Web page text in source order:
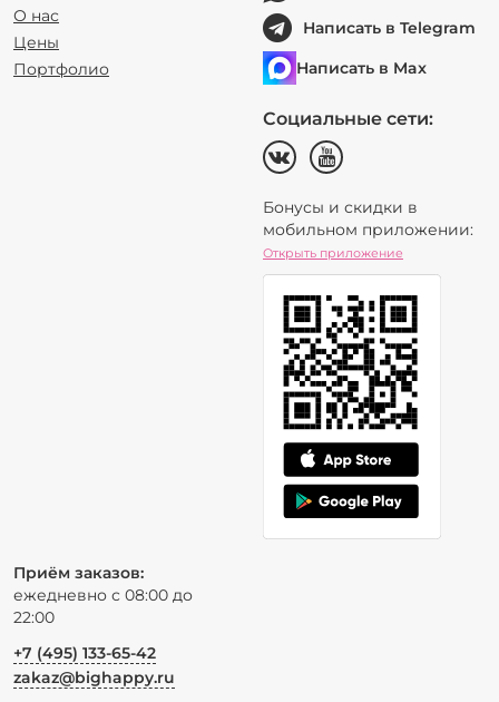
О нас
Цены
Портфолио
Написать в Telegram
Написать в Max
Социальные сети:
Бонусы и скидки в
мобильном приложении:
Открыть приложение
Приём заказов:
ежедневно с 08:00 до
22:00
+7 (495) 133-65-42
zakaz@bighappy.ru